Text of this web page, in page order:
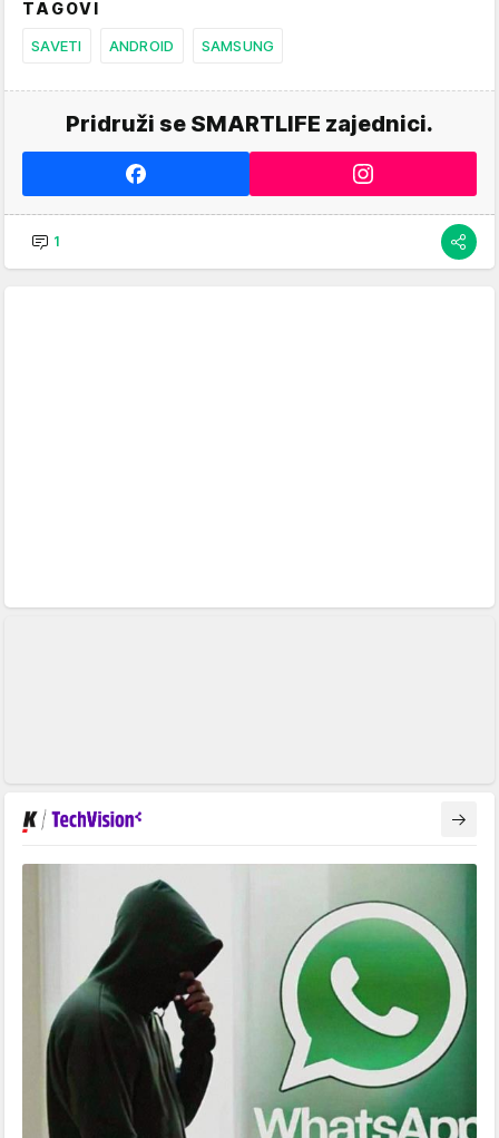
TAGOVI
SAVETI ANDROID SAMSUNG
Pridruži se SMARTLIFE zajednici.
1